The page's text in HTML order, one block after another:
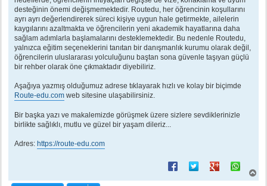
desteğinin önemi değişmemektedir. Routedu, her öğrencinin koşullarını
ayrı ayrı değerlendirerek süreci kişiye uygun hale getirmekte, ailelerin
kaygılarını azaltmakta ve öğrencilerin yeni akademik hayatlarına daha
sağlam adımlarla başlamalarını desteklemektedir. Bu nedenle Routedu,
yalnızca eğitim seçeneklerini tanıtan bir danışmanlık kurumu olarak değil,
öğrencilerin uluslararası yolculuğunu baştan sona güvenle taşıyan güçlü
bir rehber olarak öne çıkmaktadır diyebiliriz.
Aşağıya yazmış olduğumuz adrese tıklayarak hızlı ve kolay bir biçimde
Route-edu.com web sitesine ulaşabilirsiniz.
Bir başka yazı ve makalemizde görüşmek üzere sizlere sevdiklerinizle
birlikte sağlıklı, mutlu ve güzel bir yaşam dileriz...
Adres: https://route-edu.com
a